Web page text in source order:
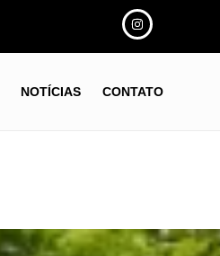
NOTÍCIAS CONTATO